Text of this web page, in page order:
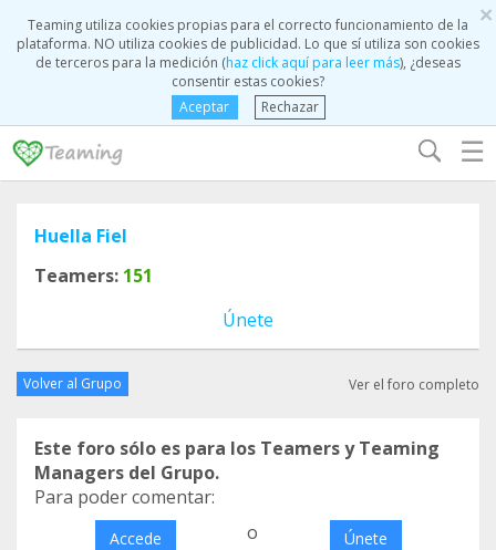
×
Teaming utiliza cookies propias para el correcto funcionamiento de la
plataforma. NO utiliza cookies de publicidad. Lo que sí utiliza son cookies
de terceros para la medición (haz click aquí para leer más), ¿deseas
consentir estas cookies?
Aceptar
Rechazar
☰
Huella Fiel
Teamers: 151
Únete
Volver al Grupo Ver el foro completo
Este foro sólo es para los Teamers y Teaming
Managers del Grupo.
Para poder comentar:
Accede o Únete